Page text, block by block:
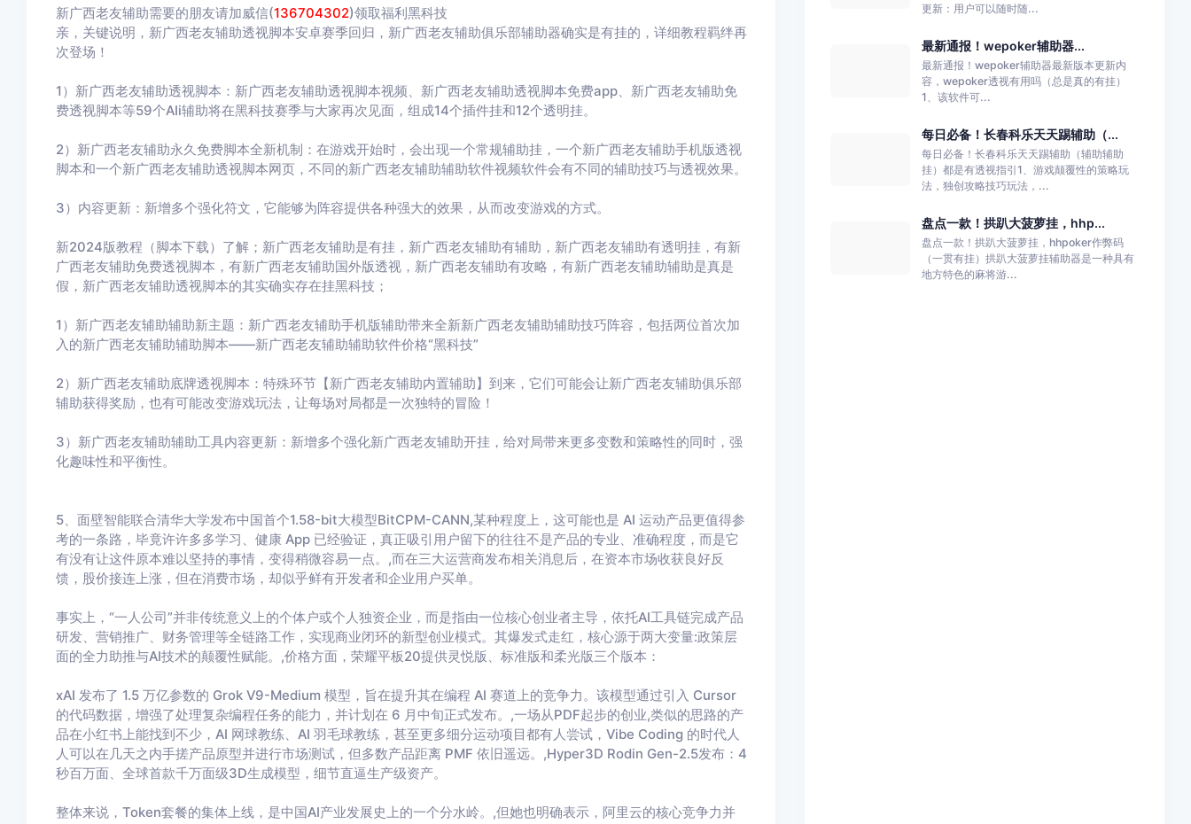
新广西老友辅助需要的朋友请加威信(136704302)领取福利黑科技
亲，关键说明，新广西老友辅助透视脚本安卓赛季回归，新广西老友辅助俱乐部辅助器确实是有挂的，详细教程羁绊再
次登场！
1）新广西老友辅助透视脚本：新广西老友辅助透视脚本视频、新广西老友辅助透视脚本免费app、新广西老友辅助免
费透视脚本等59个AIi辅助将在黑科技赛季与大家再次见面，组成14个插件挂和12个透明挂。
2）新广西老友辅助永久免费脚本全新机制：在游戏开始时，会出现一个常规辅助挂，一个新广西老友辅助手机版透视
脚本和一个新广西老友辅助透视脚本网页，不同的新广西老友辅助辅助软件视频软件会有不同的辅助技巧与透视效果。
3）内容更新：新增多个强化符文，它能够为阵容提供各种强大的效果，从而改变游戏的方式。
新2024版教程（脚本下载）了解；新广西老友辅助是有挂，新广西老友辅助有辅助，新广西老友辅助有透明挂，有新
广西老友辅助免费透视脚本，有新广西老友辅助国外版透视，新广西老友辅助有攻略，有新广西老友辅助辅助是真是
假，新广西老友辅助透视脚本的其实确实存在挂黑科技；
1）新广西老友辅助辅助新主题：新广西老友辅助手机版辅助带来全新新广西老友辅助辅助技巧阵容，包括两位首次加
入的新广西老友辅助辅助脚本——新广西老友辅助辅助软件价格“黑科技”
2）新广西老友辅助底牌透视脚本：特殊环节【新广西老友辅助内置辅助】到来，它们可能会让新广西老友辅助俱乐部
辅助获得奖励，也有可能改变游戏玩法，让每场对局都是一次独特的冒险！
3）新广西老友辅助辅助工具内容更新：新增多个强化新广西老友辅助开挂，给对局带来更多变数和策略性的同时，强
化趣味性和平衡性。
5、面壁智能联合清华大学发布中国首个1.58-bit大模型BitCPM-CANN,某种程度上，这可能也是 AI 运动产品更值得参
考的一条路，毕竟许许多多学习、健康 App 已经验证，真正吸引用户留下的往往不是产品的专业、准确程度，而是它
有没有让这件原本难以坚持的事情，变得稍微容易一点。,而在三大运营商发布相关消息后，在资本市场收获良好反
馈，股价接连上涨，但在消费市场，却似乎鲜有开发者和企业用户买单。
事实上，“一人公司”并非传统意义上的个体户或个人独资企业，而是指由一位核心创业者主导，依托AI工具链完成产品
研发、营销推广、财务管理等全链路工作，实现商业闭环的新型创业模式。其爆发式走红，核心源于两大变量:政策层
面的全力助推与AI技术的颠覆性赋能。,价格方面，荣耀平板20提供灵悦版、标准版和柔光版三个版本：
xAI 发布了 1.5 万亿参数的 Grok V9-Medium 模型，旨在提升其在编程 AI 赛道上的竞争力。该模型通过引入 Cursor
的代码数据，增强了处理复杂编程任务的能力，并计划在 6 月中旬正式发布。,一场从PDF起步的创业,类似的思路的产
品在小红书上能找到不少，AI 网球教练、AI 羽毛球教练，甚至更多细分运动项目都有人尝试，Vibe Coding 的时代人
人可以在几天之内手搓产品原型并进行市场测试，但多数产品距离 PMF 依旧遥远。,Hyper3D Rodin Gen-2.5发布：4
秒百万面、全球首款千万面级3D生成模型，细节直逼生产级资产。
整体来说，Token套餐的集体上线，是中国AI产业发展史上的一个分水岭。,但她也明确表示，阿里云的核心竞争力并
更新：用户可以随时随...
最新通报！wepoker辅助器...
最新通报！wepoker辅助器最新版本更新内
容，wepoker透视有用吗（总是真的有挂）
1、该软件可...
每日必备！长春科乐天天踢辅助（...
每日必备！长春科乐天天踢辅助（辅助辅助
挂）都是有透视指引1、游戏颠覆性的策略玩
法，独创攻略技巧玩法，...
盘点一款！拱趴大菠萝挂，hhp...
盘点一款！拱趴大菠萝挂，hhpoker作弊码
（一贯有挂）拱趴大菠萝挂辅助器是一种具有
地方特色的麻将游...